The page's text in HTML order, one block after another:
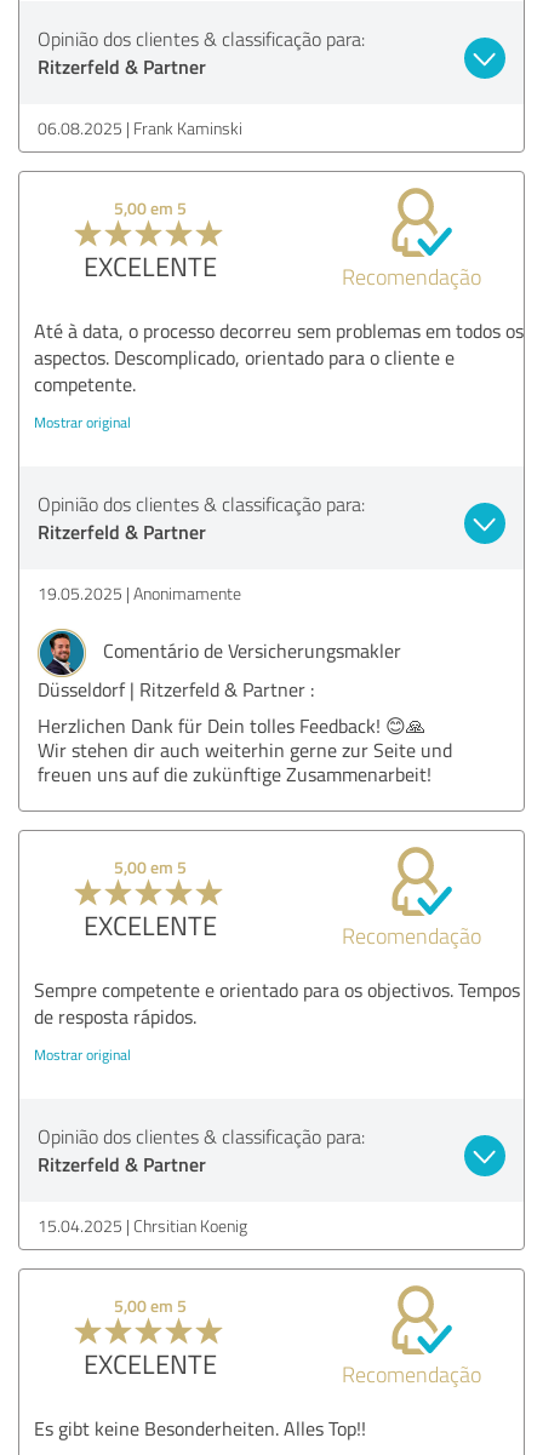
Opinião dos clientes & classificação para:
Ritzerfeld & Partner
06.08.2025 Frank Kaminski
5,00 em 5
EXCELENTE Recomendação
Até à data, o processo decorreu sem problemas em todos os
aspectos. Descomplicado, orientado para o cliente e
competente.
Mostrar original
Opinião dos clientes & classificação para:
Ritzerfeld & Partner
19.05.2025 Anonimamente
Comentário de Versicherungsmakler
Düsseldorf | Ritzerfeld & Partner :
Herzlichen Dank für Dein tolles Feedback! 😊🙏
Wir stehen dir auch weiterhin gerne zur Seite und
freuen uns auf die zukünftige Zusammenarbeit!
5,00 em 5
EXCELENTE Recomendação
Sempre competente e orientado para os objectivos. Tempos
de resposta rápidos.
Mostrar original
Opinião dos clientes & classificação para:
Ritzerfeld & Partner
15.04.2025 Chrsitian Koenig
5,00 em 5
EXCELENTE Recomendação
Es gibt keine Besonderheiten. Alles Top!!